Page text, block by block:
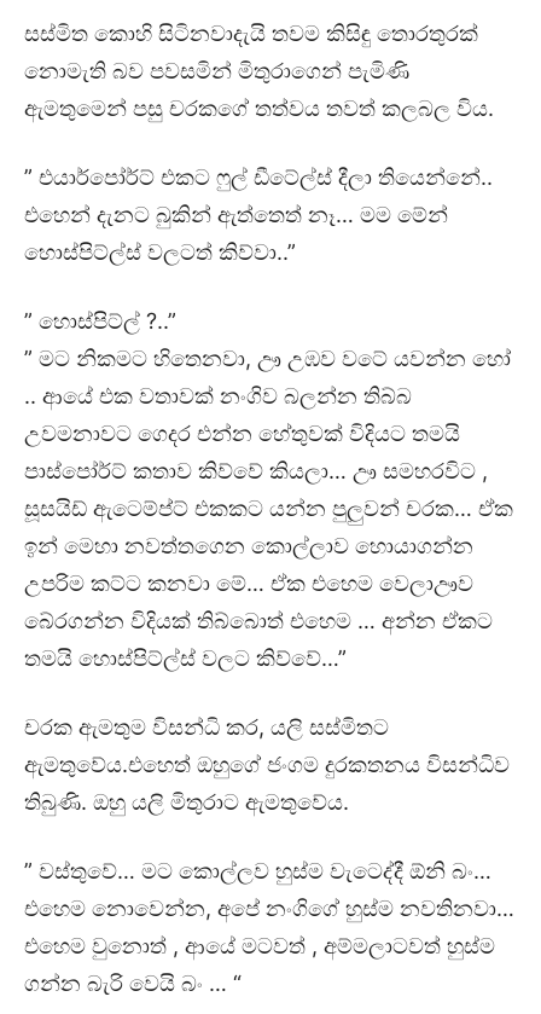
සස්මිත කොහි සිටිනවාදැයි තවම කිසිඳු තොරතුරක්
නොමැති බව පවසමින් මිතුරාගෙන් පැමිණි
ඇමතුමෙන් පසු චරකගේ තත්වය තවත් කලබල විය.
” එයාර්පෝර්ට් එකට ෆුල් ඩීටේල්ස් දීලා තියෙන්නේ..
එහෙන් දැනට බුකින් ඇත්තෙත් නෑ… මම මේන්
හොස්පිට්ල්ස් වලටත් කිව්වා..”
” හොස්පිට්ල් ?..”
” මට නිකමට හිතෙනවා, ඌ උඹව වටේ යවන්න හෝ
.. ආයේ එක වතාවක් නංගිව බලන්න තිබ්බ
උවමනාවට ගෙදර එන්න හේතුවක් විදියට තමයි
පාස්පෝර්ට් කතාව කිව්වේ කියලා… ඌ සමහරවිට ,
සූසයිඩ් ඇටෙම්ප්ට් එකකට යන්න පුලුවන් චරක… ඒක
ඉන් මෙහා නවත්තගෙන කොල්ලාව හොයාගන්න
උපරිම කට්ට කනවා මේ… ඒක එහෙම වෙලාඌව
බේරගන්න විදියක් තිබ්බොත් එහෙම … අන්න ඒකට
තමයි හොස්පිට්ල්ස් වලට කිව්වේ…”
චරක ඇමතුම විසන්ධි කර, යලි සස්මිතට
ඇමතුවේය.එහෙත් ඔහුගේ ජංගම දුරකතනය විසන්ධිව
තිබුණි. ඔහු යලි මිතුරාට ඇමතුවේය.
” වස්තුවේ… මට කොල්ලව හුස්ම වැටෙද්දී ඕනි බං…
එහෙම නොවෙන්න, අපේ නංගිගේ හුස්ම නවතිනවා…
එහෙම වුනොත් , ආයේ මටවත් , අම්මලාටවත් හුස්ම
ගන්න බැරි වෙයි බං … “